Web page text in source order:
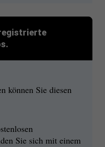
können Sie diesen
Sie sich mit einem